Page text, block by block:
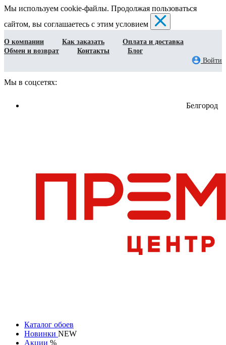
Мы используем cookie-файлы. Продолжая пользоваться
сайтом, вы соглашаетесь с этим условием
О компании Как заказать
Оплата и доставка
Обмен и возврат
Контакты
Блог
Войти
Мы в соцсетях:
Белгород
Каталог обоев
Новинки NEW
Акции %